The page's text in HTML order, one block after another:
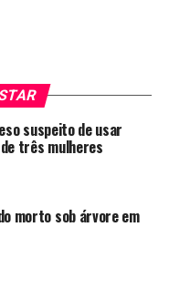
suspeito de usar
três mulheres
morto sob árvore em